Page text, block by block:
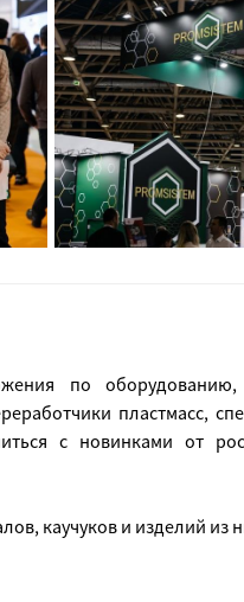
по
пластмасс,
с новинками от
каучуков и изделий из